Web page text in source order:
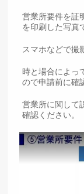
営業所要件を証
を印刷した写真
スマホなどで撮
時と場合によっ
ので申請前に確
営業所に関して
確認ください。